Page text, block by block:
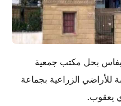
بفاس بحل مكتب جمعية
الزراعية بجماعة
يعقوب.